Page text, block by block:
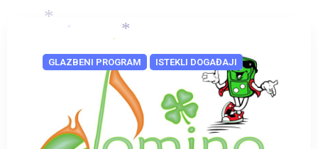
GLAZBENI PROGRAM ISTEKLI DOGAĐAJI
*
*